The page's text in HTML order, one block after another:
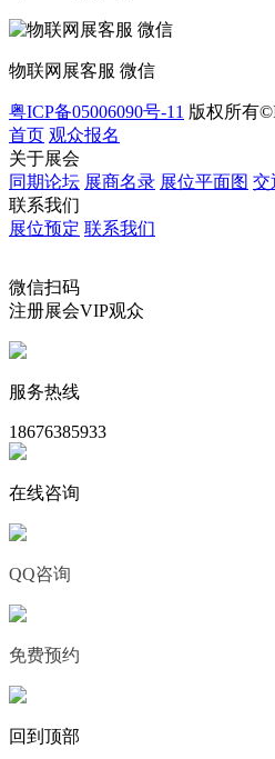
物联网展客服 微信
粤ICP备05006090号-11 版权所有
首页 观众报名
关于展会
同期论坛 展商名录 展位平面图 交
联系我们
展位预定 联系我们
微信扫码
注册展会VIP观众
服务热线
18676385933
在线咨询
QQ咨询
免费预约
回到顶部